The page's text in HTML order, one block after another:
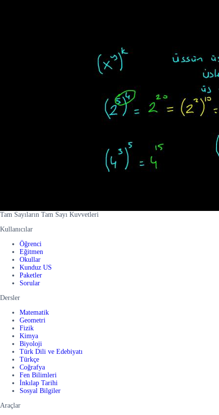
Tam Sayıların Tam Sayı Kuvvetleri
Kullanıcılar
Öğrenci
Eğitmen
Okullar
Kunduz US
Paketler
Sorular
Dersler
Matematik
Geometri
Fizik
Kimya
Biyoloji
Türk Dili ve Edebiyatı
Türkçe
Coğrafya
Fen Bilimleri
İnkılap Tarihi
Sosyal Bilgiler
Araçlar